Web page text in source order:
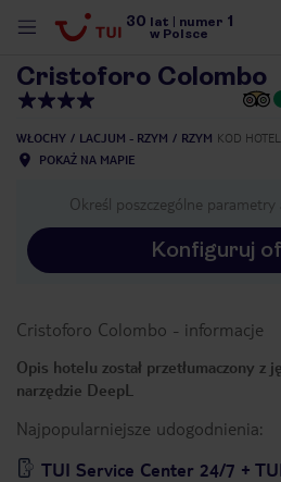
30 lat numer 1
w Polsce
Cristoforo Colombo
WŁOCHY LACJUM - RZYM RZYM KOD
POKAŻ NA MAPIE
Określ poszczególne
Konfiguruj
Cristoforo Colombo - informacje
Opis hotelu został przetłumaczony z
narzędzie DeepL
Najpopularniejsze udogodnienia:
TUI Service Center 24/7 +